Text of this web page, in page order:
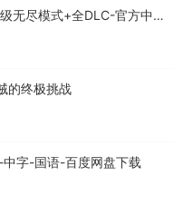
无尽模式+全DLC-官方中文-
的终极挑战
字-国语-百度网盘下载